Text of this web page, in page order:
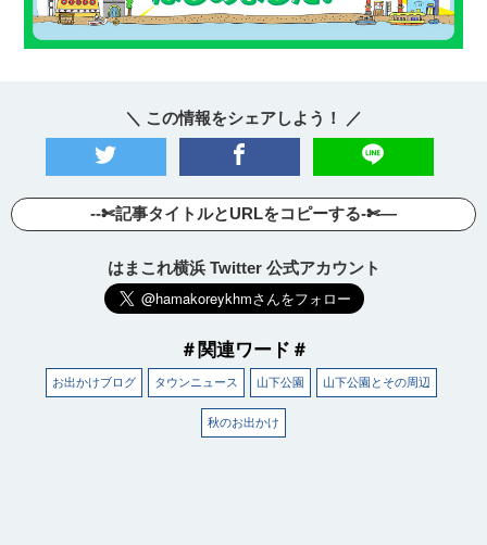
＼ この情報をシェアしよう！ ／
--✄記事タイトルとURLをコピーする-✄—
はまこれ横浜 Twitter 公式アカウント
＃関連ワード＃
お出かけブログ タウンニュース 山下公園 山下公園とその周辺
秋のお出かけ